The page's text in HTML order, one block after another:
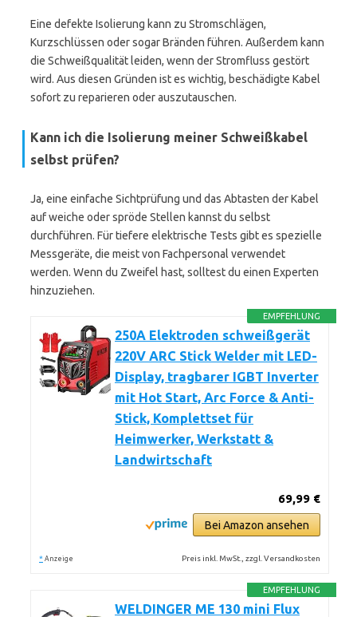
Eine defekte Isolierung kann zu Stromschlägen,
Kurzschlüssen oder sogar Bränden führen. Außerdem kann
die Schweißqualität leiden, wenn der Stromfluss gestört
wird. Aus diesen Gründen ist es wichtig, beschädigte Kabel
sofort zu reparieren oder auszutauschen.
Kann ich die Isolierung meiner Schweißkabel
selbst prüfen?
Ja, eine einfache Sichtprüfung und das Abtasten der Kabel
auf weiche oder spröde Stellen kannst du selbst
durchführen. Für tiefere elektrische Tests gibt es spezielle
Messgeräte, die meist von Fachpersonal verwendet
werden. Wenn du Zweifel hast, solltest du einen Experten
hinzuziehen.
EMPFEHLUNG
250A Elektroden schweißgerät
220V ARC Stick Welder mit LED-
Display, tragbarer IGBT Inverter
mit Hot Start, Arc Force & Anti-
Stick, Komplettset für
Heimwerker, Werkstatt &
Landwirtschaft
69,99 €
Bei Amazon ansehen
* Anzeige Preis inkl. MwSt., zzgl. Versandkosten
EMPFEHLUNG
WELDINGER ME 130 mini Flux